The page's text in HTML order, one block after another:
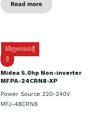
Read more
ទំនិញមកដល់ថ្មី
ថ្មី
Midea 5.0hp Non-inverter
MFPA-24CRN8-XP
Power Source 220-240V
MFJ-48CRN8